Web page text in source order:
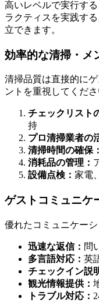
高いレベルで実行す
ラクティスを実践す
立できます。
効率的な清掃・メ
清掃品質は直接的に
ントを重視してくださ
チェックリスト
持
プロ清掃業者の
清掃時間の確保：
消耗品の管理：
設備点検： 家電
ゲストコミュニケ
優れたコミュニケー
迅速な返信： 問
多言語対応： 英
チェックイン説
観光情報提供：
トラブル対応：